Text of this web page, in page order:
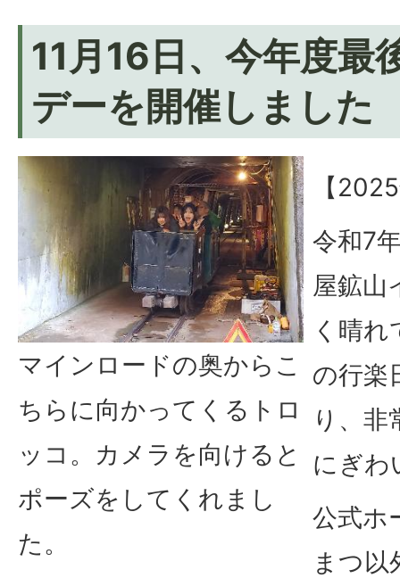
11月16日、今年度最
デーを開催しました
マインロードの奥からこ
ちらに向かってくるトロ
ッコ。カメラを向けると
ポーズをしてくれまし
た。
【
令和7
屋鉱山
く晴
の行楽
り、
にぎわ
公式ホ
まつ以